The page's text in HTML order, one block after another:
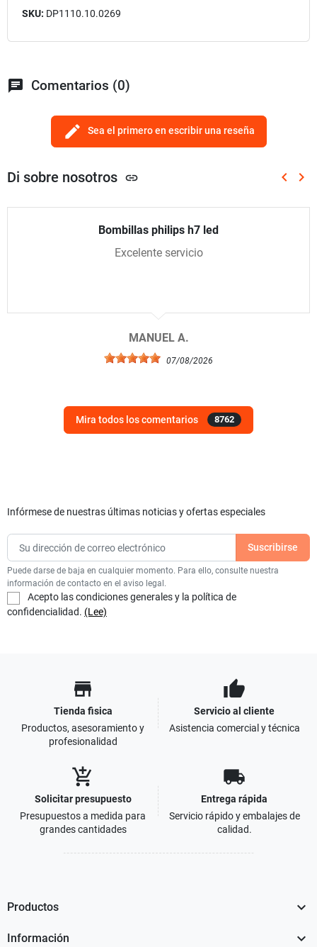
SKU: DP1110.10.0269
chat Comentarios (0)
edit Sea el primero en escribir una reseña
Di sobre nosotros link keyboard_arrow_left keyboard_arrow_right
Bombillas philips h7 led
Excelente servicio
MANUEL A.
07/08/2026
Mira todos los comentarios 8762
Infórmese de nuestras últimas noticias y ofertas especiales
Puede darse de baja en cualquier momento. Para ello, consulte nuestra
información de contacto en el aviso legal.
Acepto las condiciones generales y la política de
confidencialidad. (Lee)
store
Tienda fisica
Productos, asesoramiento y
profesionalidad
thumb_up
Servicio al cliente
Asistencia comercial y técnica
add_shopping_cart
Solicitar presupuesto
Presupuestos a medida para
grandes cantidades
local_shipping
Entrega rápida
Servicio rápido y embalajes de
calidad.
Productos 
Información 